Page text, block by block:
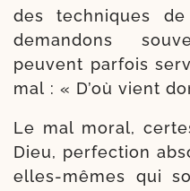
des tech­niques
deman­dons
peuvent par­fois
mal : « D’où vient
Le mal moral,
Dieu, per­fec­tion
elles-​mêmes qui